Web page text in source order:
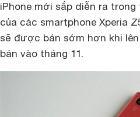
iPhone mới sắp diễn ra
của các smartphone Xperia
sẽ được bán sớm hơn khi
bán vào tháng 11.